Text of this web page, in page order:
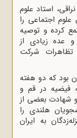
احسان نراقی، استاد علوم
اجتماعی را
کرده و توصیه
عده زیادی از
تظاهرات شرکت
بود که دو هفته
فیضیه در قم و
شهادت بعضی از
هلندی را
به ایران